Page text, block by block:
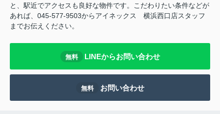
と、駅近でアクセスも良好な物件です。こだわりたい条件などが
あれば、045-577-9503からアイネックス 横浜西口店スタッフ
までお伝えください。
無料 LINEからお問い合わせ
無料 お問い合わせ